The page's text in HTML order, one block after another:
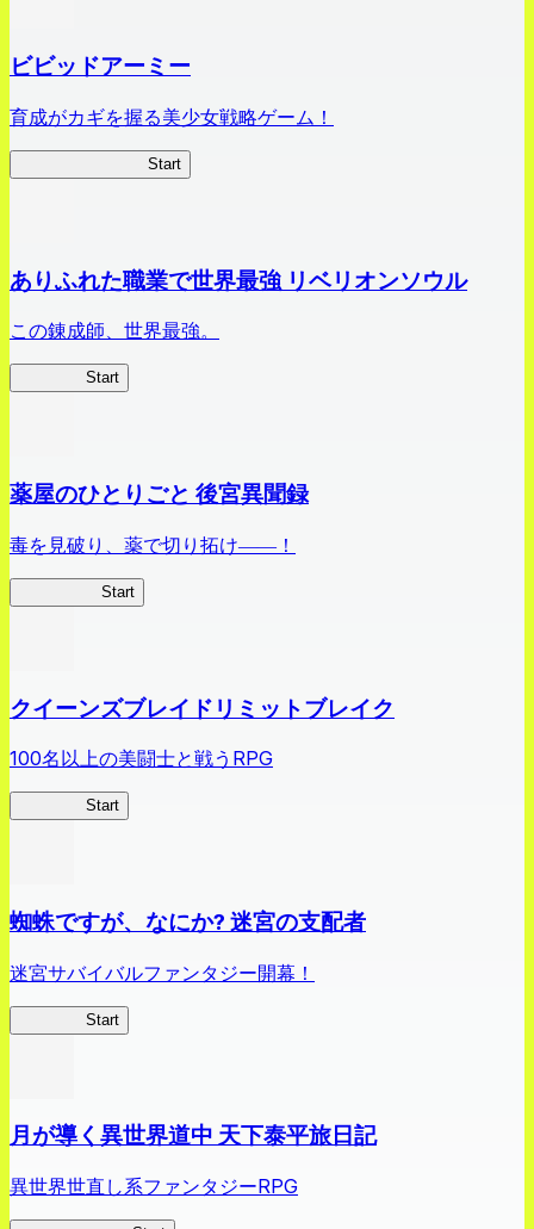
ビビッドアーミー
育成がカギを握る美少女戦略ゲーム！
Start
ありふれた職業で世界最強 リベリオンソウル
この錬成師、世界最強。
Start
薬屋のひとりごと 後宮異聞録
毒を見破り、薬で切り拓け――！
Start
クイーンズブレイドリミットブレイク
100名以上の美闘士と戦うRPG
Start
蜘蛛ですが、なにか? 迷宮の支配者
迷宮サバイバルファンタジー開幕！
Start
月が導く異世界道中 天下泰平旅日記
異世界世直し系ファンタジーRPG